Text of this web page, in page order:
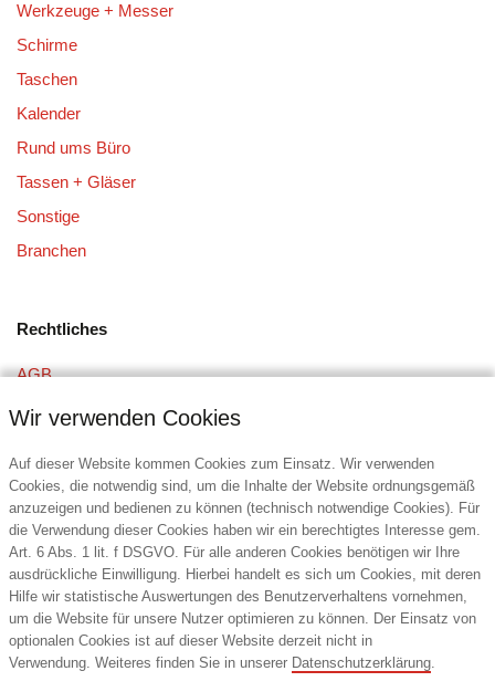
Werkzeuge + Messer
Schirme
Taschen
Kalender
Rund ums Büro
Tassen + Gläser
Sonstige
Branchen
Rechtliches
AGB
Datenschutz
Kontakt
DIE6 Promotion Service GmbH
Bandstahlstraße 2
58093 Hagen
Deutschland
Tel.: +49 (2331) 359666
Wir verwenden Cookies
Auf dieser Website kommen Cookies zum Einsatz. Wir verwenden
Cookies, die notwendig sind, um die Inhalte der Website ordnungsgemäß
anzuzeigen und bedienen zu können (technisch notwendige Cookies). Für
die Verwendung dieser Cookies haben wir ein berechtigtes Interesse gem.
Art. 6 Abs. 1 lit. f DSGVO. Für alle anderen Cookies benötigen wir Ihre
ausdrückliche Einwilligung. Hierbei handelt es sich um Cookies, mit deren
Hilfe wir statistische Auswertungen des Benutzerverhaltens vornehmen,
um die Website für unsere Nutzer optimieren zu können. Der Einsatz von
optionalen Cookies ist auf dieser Website derzeit nicht in
Verwendung. Weiteres finden Sie in unserer Datenschutzerklärung.